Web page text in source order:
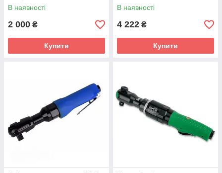
В наявності
2 000 ₴
Купити
В наявності
4 222 ₴
Купити